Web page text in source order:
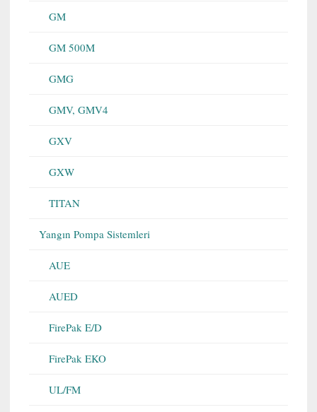
GM
GM 500M
GMG
GMV, GMV4
GXV
GXW
TITAN
Yangın Pompa Sistemleri
AUE
AUED
FirePak E/D
FirePak EKO
UL/FM